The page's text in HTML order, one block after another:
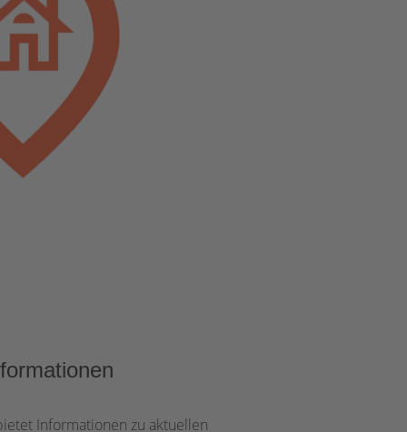
Informationen zu aktuellen